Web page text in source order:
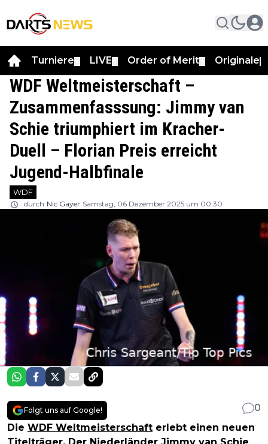
Turniere LIVE Order of Merit Originale
WDF Weltmeisterschaft –
Zusammenfasssung: Jimmy van
Schie triumphiert im Kracher-
Duell – Florian Preis erreicht
Jugend-Halbfinale
WDF
durch Nic Gayer Samstag, 06 Dezember 2025 um 00:30
Folgt uns auf Google!
0
Die WDF Weltmeisterschaft erlebt einen neuen